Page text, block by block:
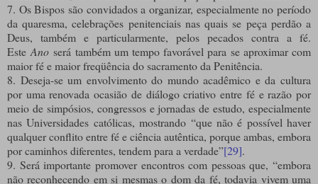
7. Os Bispos são convidados a organizar, especialmente no período
da quaresma, celebrações penitenciais nas quais se peça perdão a
Deus, também e particularmente, pelos pecados contra a fé.
EsteAno será também um tempo favorável para se aproximar com
maior fé e maior freqüência do sacramento da Penitência.
8. Deseja-se um envolvimento do mundo acadêmico e da cultura
por uma renovada ocasião de diálogo criativo entre fé e razão por
meio de simpósios, congressos e jornadas de estudo, especialmente
nas Universidades católicas, mostrando “que não é possível haver
qualquer conflito entre fé e ciência autêntica, porque ambas, embora
por caminhos diferentes, tendem para a verdade”[29].
9. Será importante promover encontros com pessoas que, “embora
não reconhecendo em si mesmas o dom da fé, todavia vivem uma